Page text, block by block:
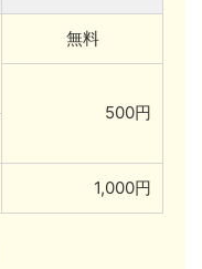
無料
500円
1,000円